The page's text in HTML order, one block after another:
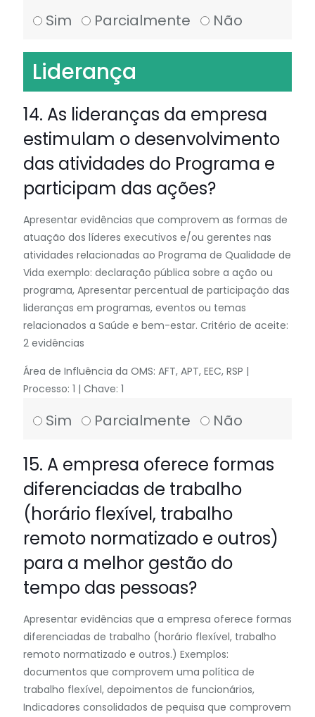
Sim Parcialmente Não
Liderança
14. As lideranças da empresa
estimulam o desenvolvimento
das atividades do Programa e
participam das ações?
Apresentar evidências que comprovem as formas de
atuação dos líderes executivos e/ou gerentes nas
atividades relacionadas ao Programa de Qualidade de
Vida exemplo: declaração pública sobre a ação ou
programa, Apresentar percentual de participação das
lideranças em programas, eventos ou temas
relacionados a Saúde e bem-estar. Critério de aceite:
2 evidências
Área de Influência da OMS: AFT, APT, EEC, RSP |
Processo: 1 | Chave: 1
Sim Parcialmente Não
15. A empresa oferece formas
diferenciadas de trabalho
(horário flexível, trabalho
remoto normatizado e outros)
para a melhor gestão do
tempo das pessoas?
Apresentar evidências que a empresa oferece formas
diferenciadas de trabalho (horário flexível, trabalho
remoto normatizado e outros.) Exemplos:
documentos que comprovem uma política de
trabalho flexível, depoimentos de funcionários,
Indicadores consolidados de pequisa que comprovem